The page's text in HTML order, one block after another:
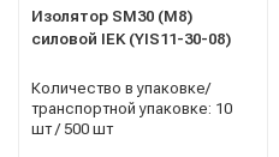
Изолятор SM30 (М8)
силовой IEK (YIS11-30-08)
Количество в упаковке/
транспортной упаковке: 10
шт / 500 шт